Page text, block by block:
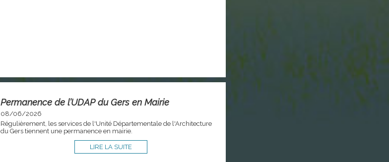
Permanence de l’UDAP du Gers en Mairie
08/06/2026
Régulièrement, les services de l'Unité Départementale de l'Architecture
du Gers tiennent une permanence en mairie.
LIRE LA SUITE